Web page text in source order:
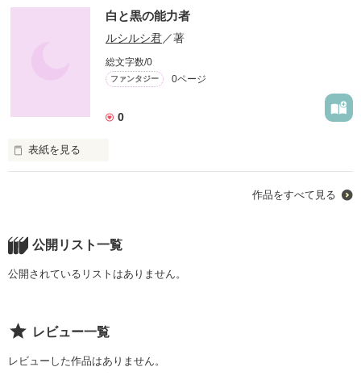
白と黒の能力者
ルシルシ君／著
総文字数/0
ファンタジー 0ページ
0
表紙を見る
那(あまのきせつな)。そのクラスには"能力者が多数居る"と言う
作品をすべて見る
公開リスト一覧
公開されているリストはありません。
レビュー一覧
レビューした作品はありません。